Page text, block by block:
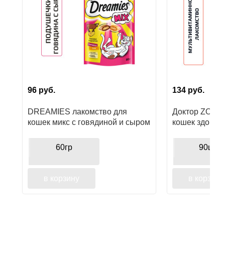
96 руб.
DREAMIES лакомство для
кошек микс с говядиной и сыром
60гр
134 руб.
Доктор ZOO
кошек
90шт